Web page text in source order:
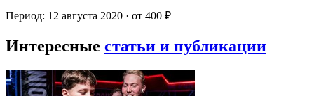
Период: 12 августа 2020 · от 400 ₽
Интересные статьи и публикации